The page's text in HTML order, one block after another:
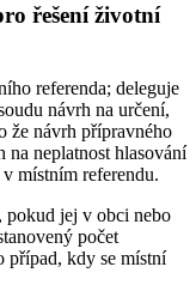
řešení životní
referenda; deleguje
návrh na určení,
že návrh přípravného
na neplatnost hlasování
místním referendu.
pokud jej v obci nebo
počet
případ, kdy se místní